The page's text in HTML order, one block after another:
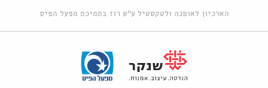
הארכיון לאופנה ולטקסטיל ע"ש רוז בתמיכת מפעל הפיס